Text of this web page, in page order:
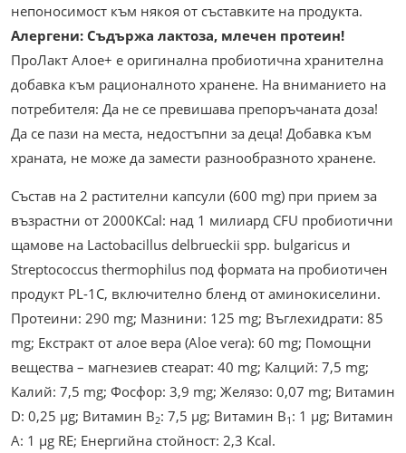
непоносимост към някоя от съставките на продукта.
Алергени: Съдържа лактоза, млечен протеин!
ПроЛакт Алое+ е оригинална пробиотична хранителна
добавка към рационалното хранене. На вниманието на
потребителя: Да не се превишава препоръчаната доза!
Да се пази на места, недостъпни за деца! Добавка към
храната, не може да замести разнообразното хранене.
Състав на 2 растителни капсули (600 mg) при прием за
възрастни от 2000KCal: над 1 милиард CFU пробиотични
щамове на Lactobacillus delbrueckii spp. bulgaricus и
Streptococcus thermophilus под формата на пробиотичен
продукт PL-1C, включително бленд от аминокиселини.
Протеини: 290 mg; Мазнини: 125 mg; Въглехидрати: 85
mg; Екстракт от алое вера (Aloe vera): 60 mg; Помощни
вещества – магнезиев стеарат: 40 mg; Калций: 7,5 mg;
Калий: 7,5 mg; Фосфор: 3,9 mg; Желязо: 0,07 mg; Витамин
D: 0,25 µg; Витамин В2: 7,5 µg; Витамин В1 : 1 µg; Витамин
А: 1 µg RE; Енергийна стойност: 2,3 Kcal.